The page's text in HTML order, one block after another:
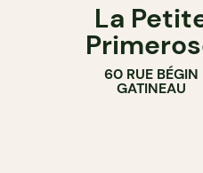
La
60 RUE BÉGIN
GATINEAU